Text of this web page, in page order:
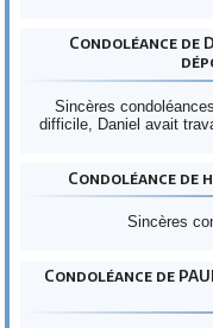
Condoléance de
Sincères
difficile, Daniel avait
Condoléance de
Sincères
Condoléance de